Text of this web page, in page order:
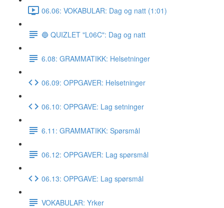
06.06: VOKABULAR: Dag og natt (1:01)
🔵 QUIZLET "L06C": Dag og natt
6.08: GRAMMATIKK: Helsetninger
06.09: OPPGAVER: Helsetninger
06.10: OPPGAVE: Lag setninger
6.11: GRAMMATIKK: Spørsmål
06.12: OPPGAVER: Lag spørsmål
06.13: OPPGAVE: Lag spørsmål
VOKABULAR: Yrker